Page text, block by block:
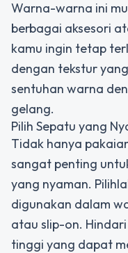
Warna-warna ini
berbagai aksesori
kamu ingin tetap
dengan tekstur
sentuhan warna
gelang.
Pilih Sepatu yang
Tidak hanya
sangat penting
yang nyaman.
digunakan dalam
atau slip-on.
tinggi yang dapat